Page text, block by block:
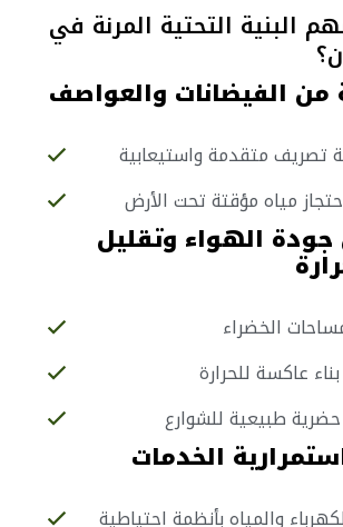
البنية التحتية المرنة في
من الفيضانات والعواصف
تصريف متقدمة واستيعابية
مياه مؤقتة تحت الأرض
الهواء وتقليل
الخضراء
عاكسة للحرارة
طبيعية للشوارع
الخدمات
والمياه بأنظمة احتياطية